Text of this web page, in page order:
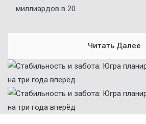
миллиардов в 20...
Читать Далее